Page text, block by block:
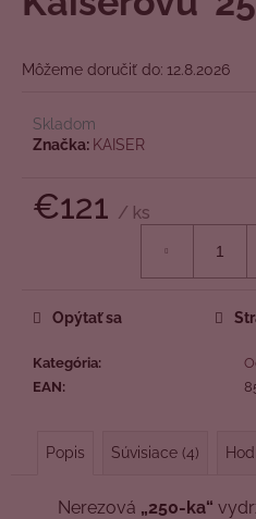
Môžeme doručiť do: 12.8.2026
Skladom
Značka: KAISER
€121 / ks
Kategória:
EAN:
Opýtať sa
Popis Súvisiace (4)
Nerezová „250-ka“
e